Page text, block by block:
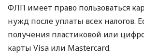
ФЛП имеет право пользоваться
нужд после уплаты всех налогов.
получения пластиковой или
карты Visa или Mastercard.